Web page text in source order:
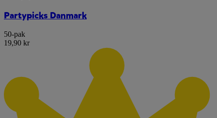
Partypicks Danmark
50-pak
19,90 kr